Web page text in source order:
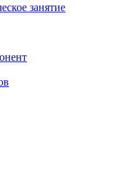
занятие